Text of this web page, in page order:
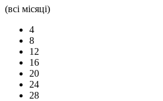
(всі місяці)
4
8
12
16
20
24
28